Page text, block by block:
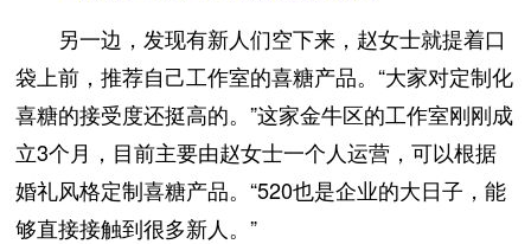
另一边，发现有新人们空下来，赵女士就提着口
袋上前，推荐自己工作室的喜糖产品。“大家对定制化
喜糖的接受度还挺高的。”这家金牛区的工作室刚刚成
立3个月，目前主要由赵女士一个人运营，可以根据
婚礼风格定制喜糖产品。“520也是企业的大日子，能
够直接接触到很多新人。”